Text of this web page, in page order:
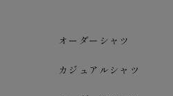
オーダーシャツ
カジュアルシャツ